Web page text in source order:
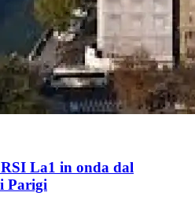
La1 in onda dal
Parigi